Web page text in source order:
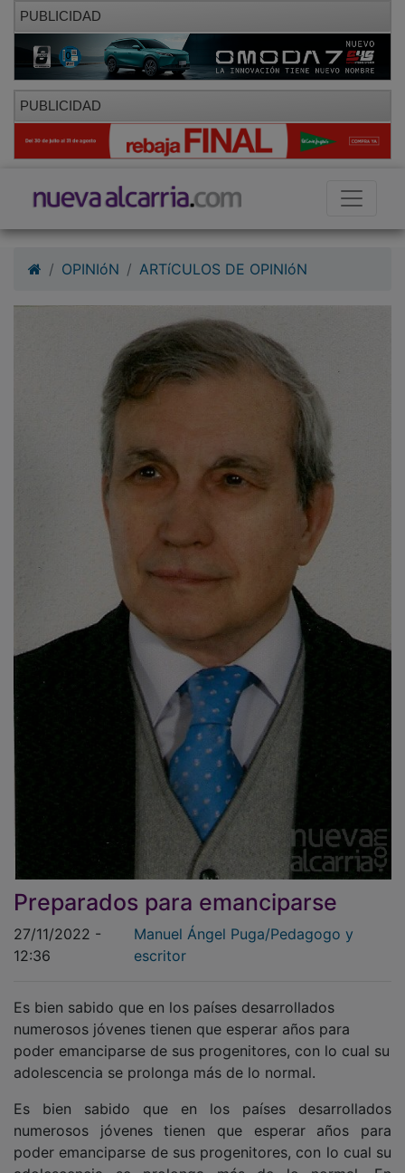
PUBLICIDAD
PUBLICIDAD
Preparados para emanciparse
12:36
Manuel Ángel Puga/Pedagogo y
escritor
numerosos jóvenes tienen que esperar años para
poder emanciparse de sus progenitores, con lo cual su
adolescencia se prolonga más de lo normal.
numerosos jóvenes tienen que esperar años para
poder emanciparse de sus progenitores, con lo cual su
adolescencia se prolonga más de lo normal. En